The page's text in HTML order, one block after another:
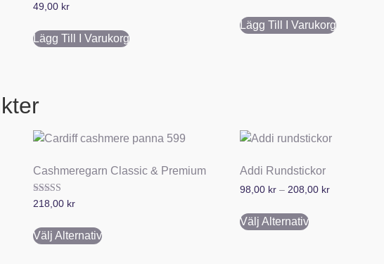
49,00 kr
Lägg Till I Varukorg
Lägg Till I Varukorg
Cashmeregarn Classic & Premium
Betygsatt
218,00 kr
Välj Alternativ
Addi Rundstickor
98,00 kr – 208,00 kr
Välj Alternativ